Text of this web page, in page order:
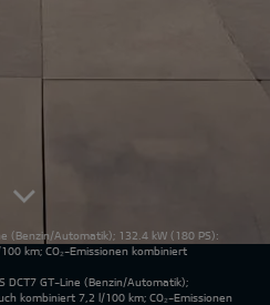
(Benzin/Automatik); 132.4 kW (180 PS):
km; CO₂-Emissionen kombiniert
DCT7 GT-Line (Benzin/Automatik);
kombiniert 7,2 l/100 km; CO₂-Emissionen